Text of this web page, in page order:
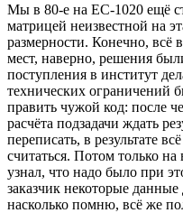
Мы в 80-е на ЕС-1020 ещё
матрицей неизвестной на
размерности. Конечно, всё
мест, наверно, решения
поступления в институт
технических ограничений
править чужой код: после
расчёта подзадачи ждать
переписать, в результате
считаться. Потом только
узнал, что надо было при
заказчик некоторые
насколько помню, всё же